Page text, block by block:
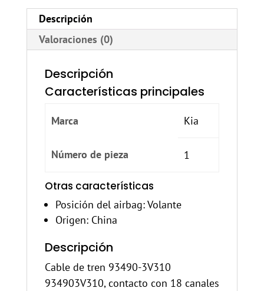
Descripción
Valoraciones (0)
Descripción
Características principales
Marca Kia
Número de pieza 1
Otras características
Posición del airbag: Volante
Origen: China
Descripción
Cable de tren 93490-3V310
934903V310, contacto con 18 canales